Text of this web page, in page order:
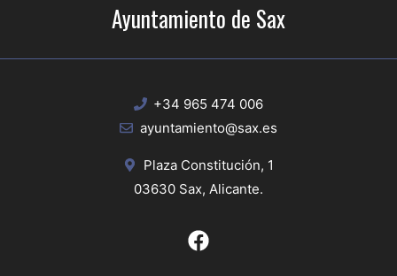
Ayuntamiento de Sax
+34 965 474 006
ayuntamiento@sax.es
Plaza Constitución, 1
03630 Sax, Alicante.